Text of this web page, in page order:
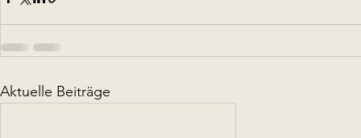
Aktuelle Beiträge